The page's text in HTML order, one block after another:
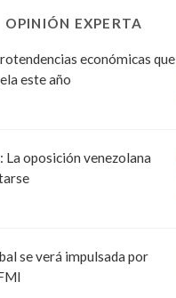
OPINIÓN EXPERTA
económicas que
este año
La oposición venezolana
se verá impulsada por